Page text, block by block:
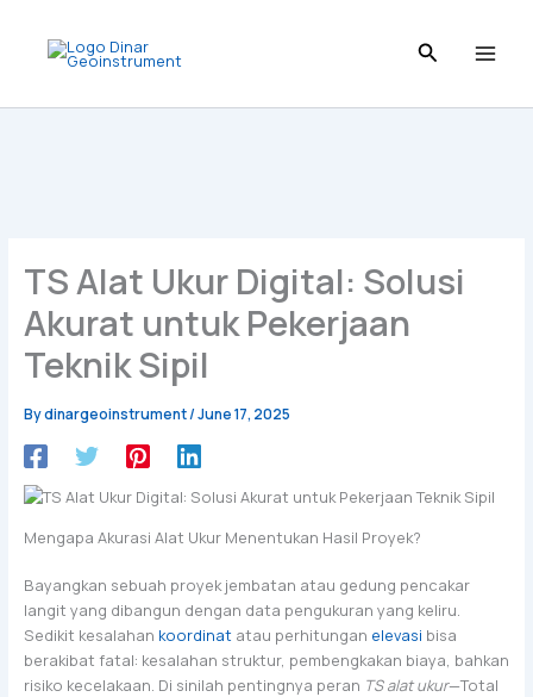
content
TS Alat Ukur Digital: Solusi
Akurat untuk Pekerjaan
Teknik Sipil
Bydinargeoinstrument/June 17, 2025
Mengapa Akurasi Alat Ukur Menentukan Hasil Proyek?
Bayangkan sebuah proyek jembatan atau gedung pencakar
langit yang dibangun dengan data pengukuran yang keliru.
Sedikit kesalahan koordinatatau perhitungan elevasi bisa
berakibat fatal: kesalahan struktur, pembengkakan biaya, bahkan
risiko kecelakaan. Di sinilah pentingnya peran TS alat ukur—Total